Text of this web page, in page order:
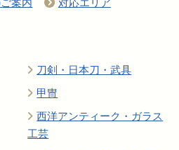
案内
対応エリア
刀剣・日本刀・武具
甲冑
西洋アンティーク・ガラス
工芸